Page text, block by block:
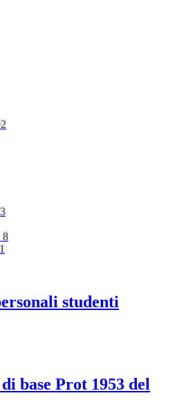
3
8
1
studenti
base Prot 1953 del